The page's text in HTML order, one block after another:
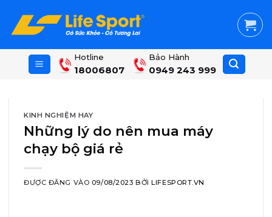
content
Hotline
18006807
Bảo Hành
0949 243 999
KINH NGHIỆM HAY
Những lý do nên mua máy
chạy bộ giá rẻ
ĐƯỢC ĐĂNG VÀO 09/08/2023 BỞILIFESPORT.VN